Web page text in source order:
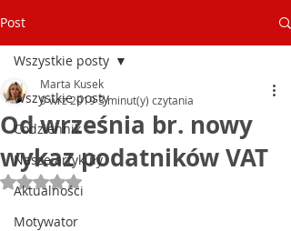
Post
Wszystkie posty
Codziennik
Nasze artykuły
Aktualności
Motywator
Wszystkie posty
Od września br. nowy
wykaz podatników VAT
Marta Kusek
9 wrz 20193 minut(y) czytania
Oceniono na NaN z 5 gwiazdek.